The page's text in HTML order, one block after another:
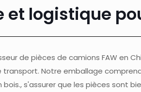
et logistique
de pièces de camions FAW en
Notre emballage
s'assurer que les pièces sont